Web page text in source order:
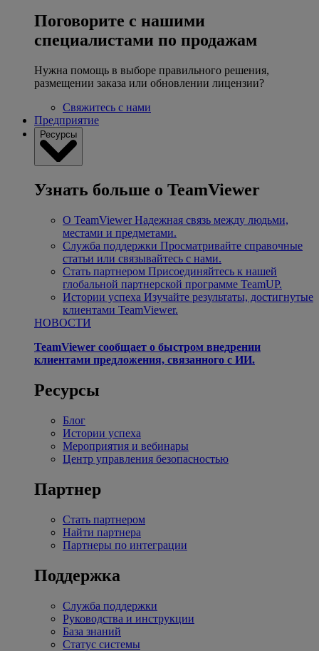
Поговорите с нашими
специалистами по продажам
Нужна помощь в выборе правильного решения,
размещении заказа или обновлении лицензии?
Свяжитесь с нами
Предприятие
Ресурсы
Узнать больше о TeamViewer
О TeamViewer Надежная связь между людьми,
местами и предметами.
Служба поддержки Просматривайте справочные
статьи или связывайтесь с нами.
Стать партнером Присоединяйтесь к нашей
глобальной партнерской программе TeamUP.
Истории успеха Изучайте результаты, достигнутые
клиентами TeamViewer.
НОВОСТИ
TeamViewer сообщает о быстром внедрении
клиентами предложения, связанного с ИИ.
Ресурсы
Блог
Истории успеха
Мероприятия и вебинары
Центр управления безопасностью
Партнер
Стать партнером
Найти партнера
Партнеры по интеграции
Поддержка
Служба поддержки
Руководства и инструкции
База знаний
Статус системы